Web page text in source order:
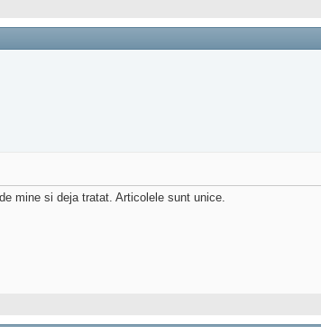
mine si deja tratat. Articolele sunt unice.